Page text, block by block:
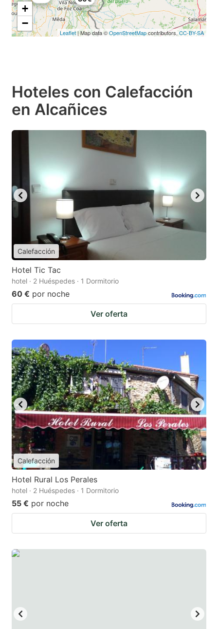
+
−
Leaflet | Map data ©OpenStreetMapcontributors, CC-BY-SA
Hoteles con Calefacción
en Alcañices
Calefacción
Hotel Tic Tac
hotel · 2 Huéspedes · 1 Dormitorio
60 € por noche
Ver oferta
Calefacción
Hotel Rural Los Perales
hotel · 2 Huéspedes · 1 Dormitorio
55 € por noche
Ver oferta